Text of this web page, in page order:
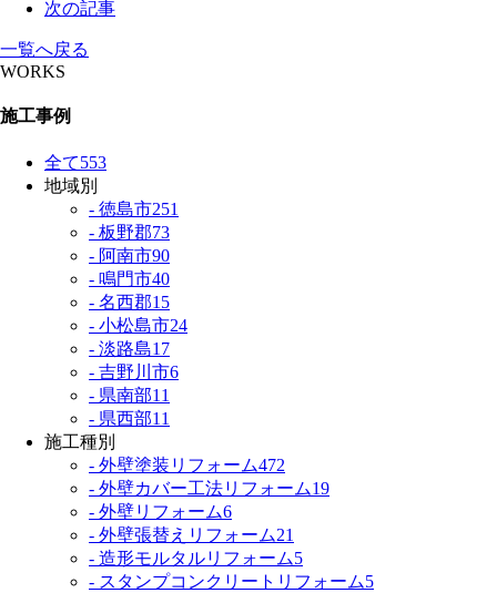
次の記事
一覧へ戻る
WORKS
施工事例
全て553
地域別
- 徳島市251
- 板野郡73
- 阿南市90
- 鳴門市40
- 名西郡15
- 小松島市24
- 淡路島17
- 吉野川市6
- 県南部11
- 県西部11
施工種別
- 外壁塗装リフォーム472
- 外壁カバー工法リフォーム19
- 外壁リフォーム6
- 外壁張替えリフォーム21
- 造形モルタルリフォーム5
- スタンプコンクリートリフォーム5